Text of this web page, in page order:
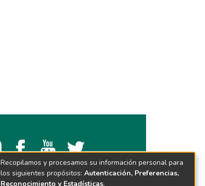
Recopilamos y procesamos su información personal para
los siguientes propósitos: Autenticación, Preferencias,
Reconocimiento y Estadísticas.